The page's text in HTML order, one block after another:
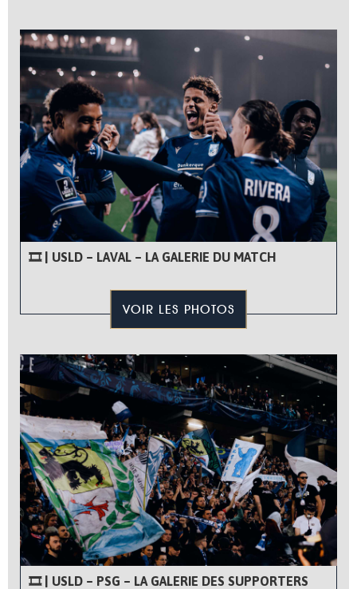
🎞 | USLD – LAVAL – LA GALERIE DU MATCH
VOIR LES PHOTOS
🎞 | USLD – PSG – LA GALERIE DES SUPPORTERS